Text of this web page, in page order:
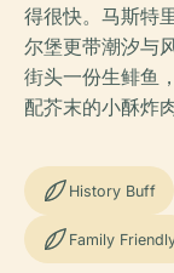
得很快。马斯特
尔堡更带潮汐与
街头一份生鲱鱼
配芥末的小酥炸肉
History Buff
Family